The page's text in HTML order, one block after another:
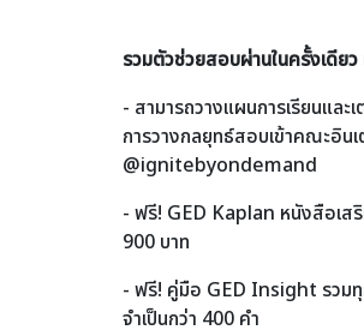
รวมตัวช่วยสอบผ่านในครั้งเดียว
- สามารถวางแผนการเรียนแล
การวางกลยุทธ์สอบเข้าคณะอิน
@ignitebyondemand
- ฟรี! GED Kaplan หนังสือเส
900 บาท
- ฟรี! คู่มือ GED Insight รวม
จำเป็นกว่า 400 คำ